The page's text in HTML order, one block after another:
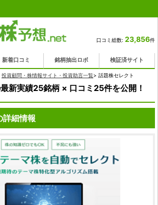
口コミ総数: 23,856件
新着口コミ 銘柄抽出ロボ 検証済サイト
投資顧問・株情報サイト・投資助言一覧> 話題株セレクト
新実績25銘柄 × 口コミ25件を公開！
詳細情報